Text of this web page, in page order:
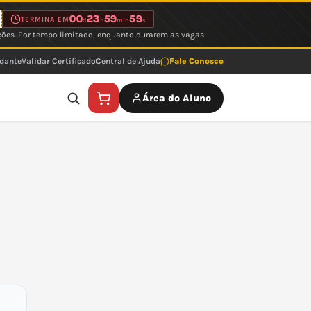
TERMINA EM00d23 h59min59s
Por tempo limitado, enquanto durarem as vagas.
Validar CertificadoCentral de Ajuda Fale Conosco
Área do Aluno